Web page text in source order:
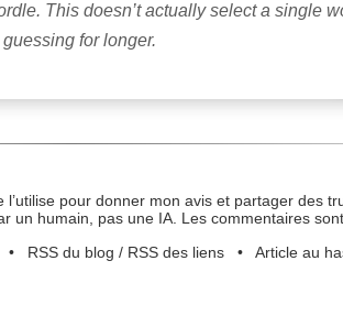
This doesn’t actually select a single
for longer.
pour donner mon avis et partager des
un humain, pas une IA. Les commentaires
RSS du blog / RSS des liens• Article au